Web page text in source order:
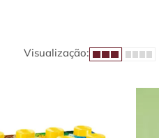
Visualização: